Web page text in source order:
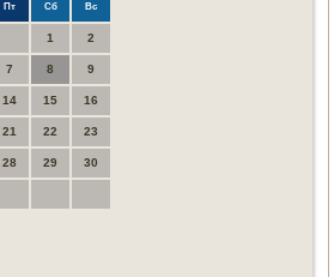
Пт Сб Вс
1 2
7 8 9
14 15 16
21 22 23
28 29 30